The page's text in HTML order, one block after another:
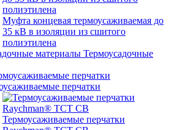
Муфта концевая термоусаживаемая до
35 кВ в изоляции из сшитого
полиэтилена
Термоусадочные
перчатки
Термоусаживаемые перчатки